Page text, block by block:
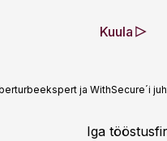
Kuula
ja WithSecure´i
Iga